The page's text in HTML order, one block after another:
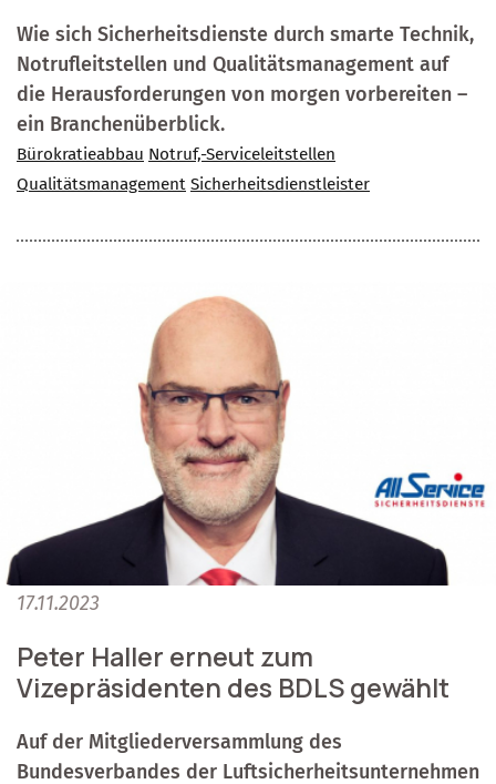
Wie sich Sicherheitsdienste durch smarte Technik,
Notrufleitstellen und Qualitätsmanagement auf
die Herausforderungen von morgen vorbereiten –
ein Branchenüberblick.
Bürokratieabbau Notruf,-Serviceleitstellen
Qualitätsmanagement Sicherheitsdienstleister
17.11.2023
Peter Haller erneut zum
Vizepräsidenten des BDLS gewählt
Auf der Mitgliederversammlung des
Bundesverbandes der Luftsicherheitsunternehmen